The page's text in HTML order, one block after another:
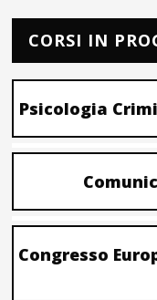
CORSI IN
Psicologia
Congresso